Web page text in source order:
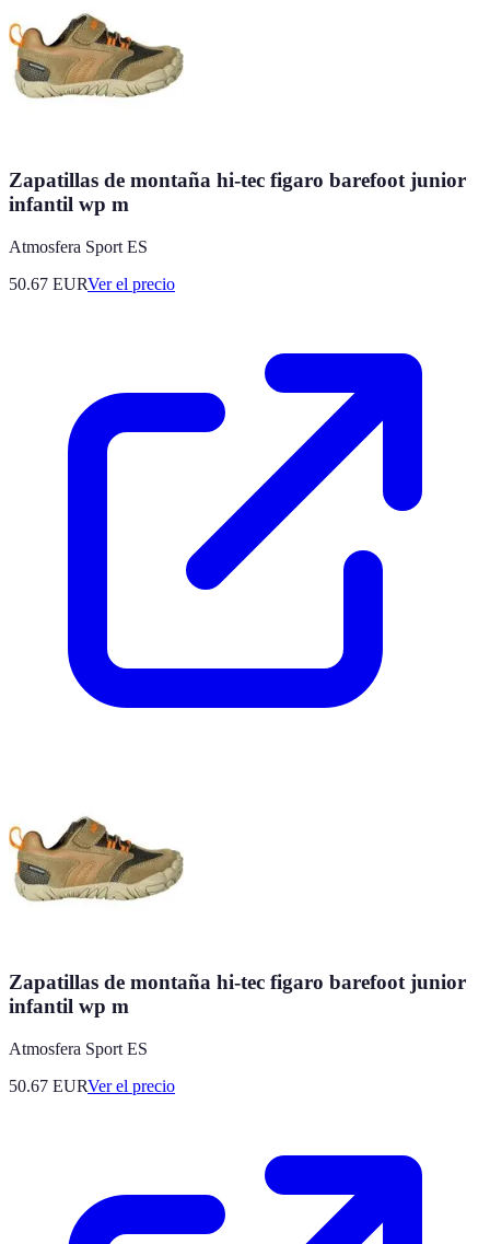
Zapatillas de montaña hi-tec figaro barefoot junior
infantil wp m
Atmosfera Sport ES
50.67 EURVer el precio
Zapatillas de montaña hi-tec figaro barefoot junior
infantil wp m
Atmosfera Sport ES
50.67 EURVer el precio